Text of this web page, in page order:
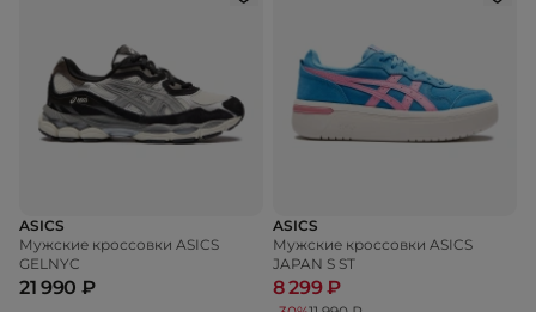
ASICS
Мужские кроссовки ASICS
GELNYC
21 990 ₽
ASICS
Мужские кроссовки ASICS
JAPAN S ST
8 299 ₽